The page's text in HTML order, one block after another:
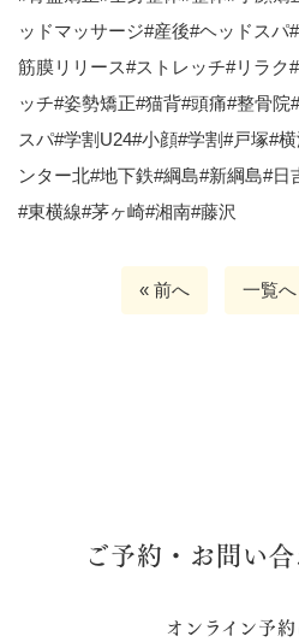
ッドマッサージ#産後#ヘッドスパ#
筋膜リリース#ストレッチ#リラク#
ッチ#姿勢矯正#猫背#頭痛#整骨院#
スパ#学割 U24#小顔#学割#戸塚#
ンター北#地下鉄#綱島#新綱島#日
#東横線#茅ヶ崎#湘南#藤沢
« 前へ 一覧へ
ご予約・お問い
オンライン予